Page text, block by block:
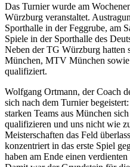
Das Turnier wurde am
Würzburg veranstaltet.
Sporthalle in der Feggrube, am
Spiele in der Sporthalle des
Neben der TG Würzburg hatten
München, MTV München sowie
qualifiziert.
Wolfgang Ortmann, der Coach
sich nach dem Turnier
starken Teams aus München
qualifizieren und uns nicht wie
Meisterschaften das Feld
konzentriert in das erste Spiel
haben am Ende einen